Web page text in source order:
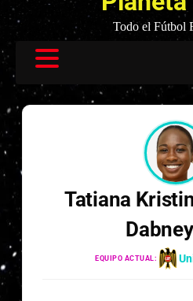
Todo el Fútbol
Tatiana
Dabney
EQUIPO ACTUAL: